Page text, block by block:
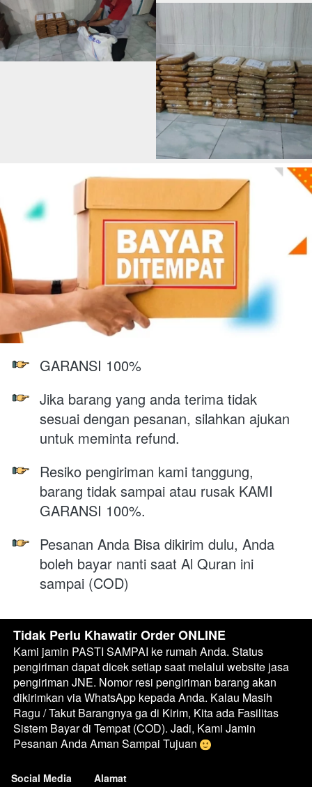
GARANSI 100%
Jika barang yang anda terima tidak
sesuai dengan pesanan, silahkan ajukan
untuk meminta refund.
Resiko pengiriman kami tanggung,
barang tidak sampai atau rusak KAMI
GARANSI 100%.
Pesanan Anda Bisa dikirim dulu, Anda
boleh bayar nanti saat Al Quran ini
sampai (COD)
Tidak Perlu Khawatir Order ONLINE
Kami jamin PASTI SAMPAI ke rumah Anda. Status
pengiriman dapat dicek setiap saat melalui website jasa
pengiriman JNE. Nomor resi pengiriman barang akan
dikirimkan via WhatsApp kepada Anda. Kalau Masih
Ragu / Takut Barangnya ga di Kirim, Kita ada Fasilitas
Sistem Bayar di Tempat (COD). Jadi, Kami Jamin
Pesanan Anda Aman Sampai Tujuan
Social Media Alamat